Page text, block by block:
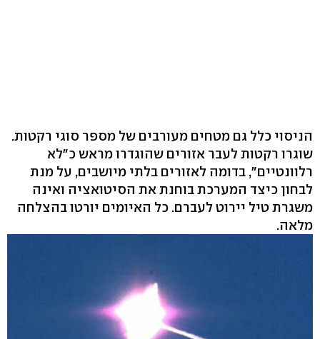
הניסוי כלל גם מטחים מעורבים של מספר סוגי רקטות.
שוגרו רקטות לעבר אזורים שהוגדרו מראש כ"לא
רלוונטיים", בדומה לאזורים בלתי מיושבים, על מנת
לבחון כיצד המערכת בוחנת את הסיטואציה ואינה
משגרת טיל יירוט לעברם. כל האיומים יורטו בהצלחה
מלאה.